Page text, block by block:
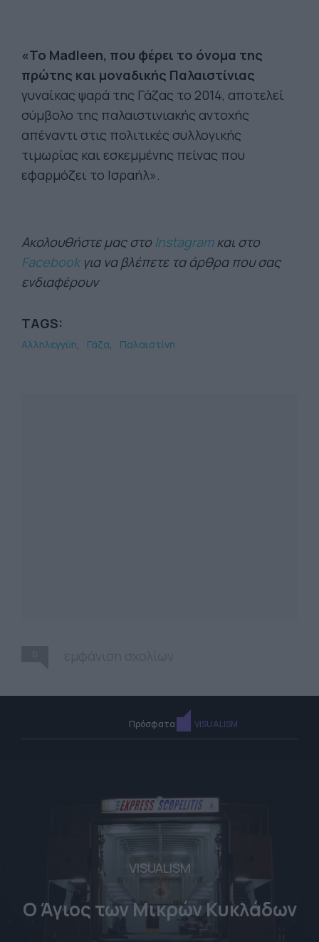
«Το Madleen, που φέρει το όνομα της
πρώτης και μοναδικής Παλαιστίνιας
γυναίκας ψαρά της Γάζας το 2014, αποτελεί
σύμβολο της παλαιστινιακής αντοχής
απέναντι στις πολιτικές συλλογικής
τιμωρίας και εσκεμμένης πείνας που
εφαρμόζει το Ισραήλ».
Ακολουθήστε μας στο Instagramκαι στο
Facebookγια να βλέπετε τα άρθρα που σας
ενδιαφέρουν
TAGS:
Αλληλεγγύη Γάζα Παλαιστίνη
Πρόσφατα VISUALISM
VISUALISM
Ο Άγιος των Μικρών Κυκλάδων